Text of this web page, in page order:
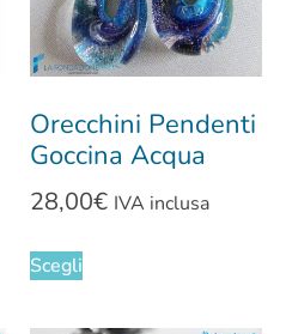
Orecchini Pendenti
Goccina Acqua
28,00€ IVA inclusa
Scegli